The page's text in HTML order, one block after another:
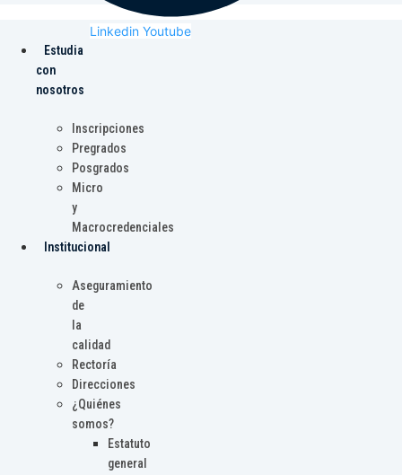
Linkedin Youtube
Estudia
con
nosotros
Inscripciones
Pregrados
Posgrados
Micro
y
Macrocredenciales
Institucional
Aseguramiento
de
la
calidad
Rectoría
Direcciones
¿Quiénes
somos?
Estatuto
general